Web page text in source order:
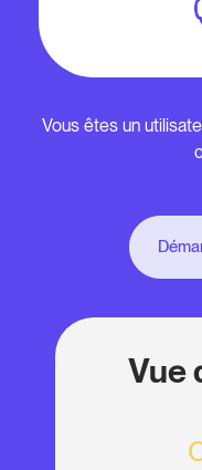
Vous êtes un
Vue